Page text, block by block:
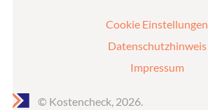
© Kostencheck, 2026.
Cookie Einstellungen
Datenschutzhinweis
Impressum